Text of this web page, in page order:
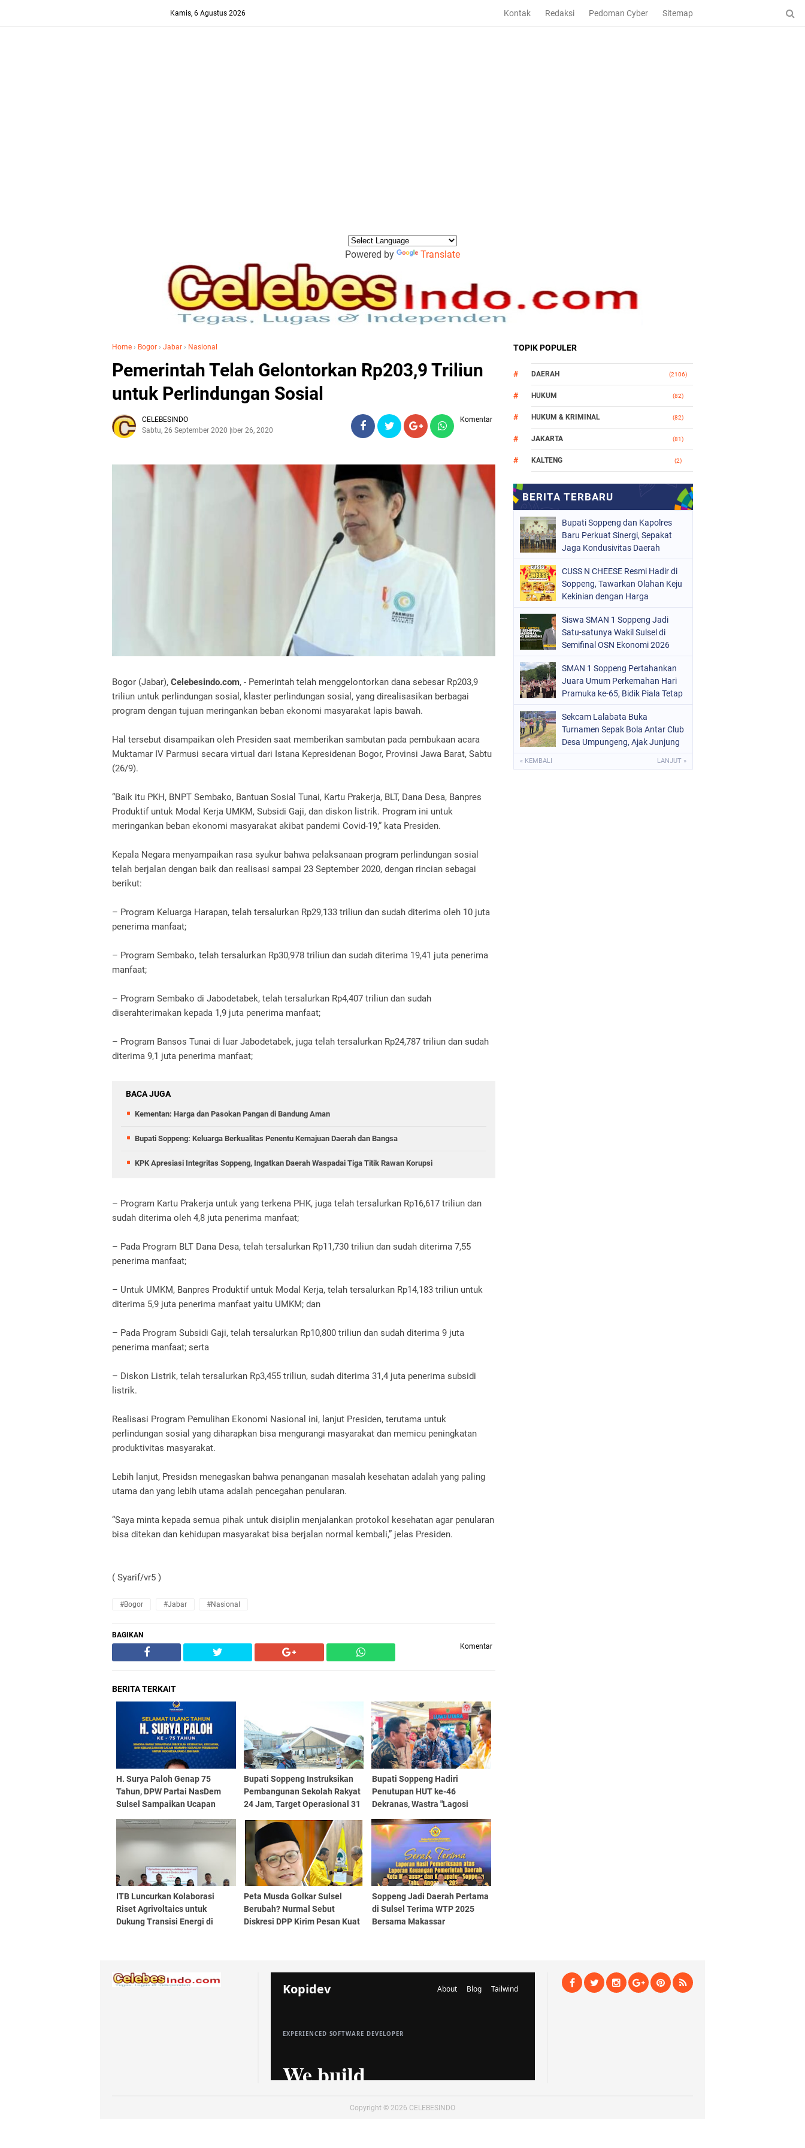
Kamis, 6 Agustus 2026 Kontak Redaksi Pedoman Cyber Sitemap
Powered by Translate
Home › Bogor › Jabar › Nasional
Pemerintah Telah Gelontorkan Rp203,9 Triliun
untuk Perlindungan Sosial
CELEBESINDO
Sabtu, 26 September 2020September 26, 2020
Komentar
Bogor (Jabar), Celebesindo.com, - Pemerintah telah menggelontorkan dana sebesar Rp203,9
triliun untuk perlindungan sosial, klaster perlindungan sosial, yang direalisasikan berbagai
program dengan tujuan meringankan beban ekonomi masyarakat lapis bawah.
Hal tersebut disampaikan oleh Presiden saat memberikan sambutan pada pembukaan acara
Muktamar IV Parmusi secara virtual dari Istana Kepresidenan Bogor, Provinsi Jawa Barat, Sabtu
(26/9).
“Baik itu PKH, BNPT Sembako, Bantuan Sosial Tunai, Kartu Prakerja, BLT, Dana Desa, Banpres
Produktif untuk Modal Kerja UMKM, Subsidi Gaji, dan diskon listrik. Program ini untuk
meringankan beban ekonomi masyarakat akibat pandemi Covid-19,” kata Presiden.
Kepala Negara menyampaikan rasa syukur bahwa pelaksanaan program perlindungan sosial
telah berjalan dengan baik dan realisasi sampai 23 September 2020, dengan rincian sebagai
berikut:
– Program Keluarga Harapan, telah tersalurkan Rp29,133 triliun dan sudah diterima oleh 10 juta
penerima manfaat;
– Program Sembako, telah tersalurkan Rp30,978 triliun dan sudah diterima 19,41 juta penerima
manfaat;
– Program Sembako di Jabodetabek, telah tersalurkan Rp4,407 triliun dan sudah
diserahterimakan kepada 1,9 juta penerima manfaat;
– Program Bansos Tunai di luar Jabodetabek, juga telah tersalurkan Rp24,787 triliun dan sudah
diterima 9,1 juta penerima manfaat;
BACA JUGA
Kementan: Harga dan Pasokan Pangan di Bandung Aman
Bupati Soppeng: Keluarga Berkualitas Penentu Kemajuan Daerah dan Bangsa
KPK Apresiasi Integritas Soppeng, Ingatkan Daerah Waspadai Tiga Titik Rawan Korupsi
– Program Kartu Prakerja untuk yang terkena PHK, juga telah tersalurkan Rp16,617 triliun dan
sudah diterima oleh 4,8 juta penerima manfaat;
– Pada Program BLT Dana Desa, telah tersalurkan Rp11,730 triliun dan sudah diterima 7,55
penerima manfaat;
– Untuk UMKM, Banpres Produktif untuk Modal Kerja, telah tersalurkan Rp14,183 triliun untuk
diterima 5,9 juta penerima manfaat yaitu UMKM; dan
– Pada Program Subsidi Gaji, telah tersalurkan Rp10,800 triliun dan sudah diterima 9 juta
penerima manfaat; serta
– Diskon Listrik, telah tersalurkan Rp3,455 triliun, sudah diterima 31,4 juta penerima subsidi
listrik.
Realisasi Program Pemulihan Ekonomi Nasional ini, lanjut Presiden, terutama untuk
perlindungan sosial yang diharapkan bisa mengurangi masyarakat dan memicu peningkatan
produktivitas masyarakat.
Lebih lanjut, Presidsn menegaskan bahwa penanganan masalah kesehatan adalah yang paling
utama dan yang lebih utama adalah pencegahan penularan.
“Saya minta kepada semua pihak untuk disiplin menjalankan protokol kesehatan agar penularan
bisa ditekan dan kehidupan masyarakat bisa berjalan normal kembali,” jelas Presiden.
( Syarif/vr5 )
#Bogor #Jabar #Nasional
BAGIKAN
Komentar
BERITA TERKAIT
H. Surya Paloh Genap 75
Tahun, DPW Partai NasDem
Sulsel Sampaikan Ucapan
Bupati Soppeng Instruksikan
Pembangunan Sekolah Rakyat
24 Jam, Target Operasional 31
Bupati Soppeng Hadiri
Penutupan HUT ke-46
Dekranas, Wastra "Lagosi
Nasional
ITB Luncurkan Kolaborasi
Riset Agrivoltaics untuk
Dukung Transisi Energi di
Peta Musda Golkar Sulsel
Berubah? Nurmal Sebut
Diskresi DPP Kirim Pesan Kuat
Soppeng Jadi Daerah Pertama
di Sulsel Terima WTP 2025
Bersama Makassar
TOPIK POPULER
DAERAH (2106)
HUKUM (82)
HUKUM & KRIMINAL (82)
JAKARTA (81)
KALTENG (2)
MAKASSAR
(1021)
ORGANISASI (184)
PERISTIWA
POLITIK (220)
POLRI (497)
SULSEL
Bupati Soppeng dan Kapolres
Baru Perkuat Sinergi, Sepakat
Jaga Kondusivitas Daerah
CUSS N CHEESE Resmi Hadir di
Soppeng, Tawarkan Olahan Keju
Kekinian dengan Harga
Siswa SMAN 1 Soppeng Jadi
Satu-satunya Wakil Sulsel di
Semifinal OSN Ekonomi 2026
SMAN 1 Soppeng Pertahankan
Juara Umum Perkemahan Hari
Pramuka ke-65, Bidik Piala Tetap
Sekcam Lalabata Buka
Turnamen Sepak Bola Antar Club
Desa Umpungeng, Ajak Junjung
« KEMBALI LANJUT »
Copyright © 2026 CELEBESINDO